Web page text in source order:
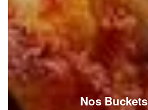
Nos Buckets